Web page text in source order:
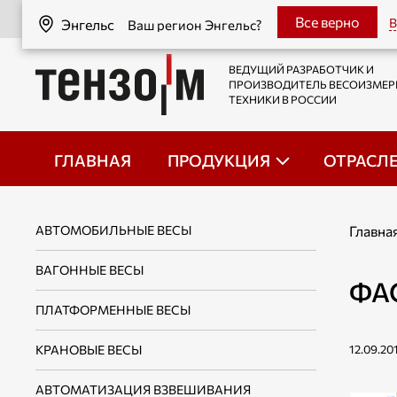
Энгельс Ваш регион Энгельс?
Энгельс Все верно
ВЕДУЩИЙ РАЗРАБОТЧИК И
ПРОИЗВОДИТЕЛЬ
ТЕХНИКИ В РОССИИ
ГЛАВНАЯ ПРОДУКЦИЯ
АВТОМОБИЛЬНЫЕ ВЕСЫ
ВАГОННЫЕ ВЕСЫ
ПЛАТФОРМЕННЫЕ ВЕСЫ
КРАНОВЫЕ ВЕСЫ
АВТОМАТИЗАЦИЯ ВЗВЕШИВАНИЯ